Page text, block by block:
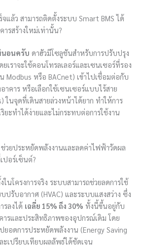
จแล้ว สามารถติดตั้งระบบ Smart BMS ได้
รสร้างใหม่เท่านั้น?
นอนครับ ดาฮัวมีโซลูชันสำหรับการปรับปรุง
เราจะใช้คอนโทรลเลอร์และเซนเซอร์ที่รอง
Modbus หรือ BACnet) เข้าไปเชื่อมต่อกับ
าคาร หรือเลือกใช้เซนเซอร์แบบไร้สาย
ในจุดที่เดินสายล่วงหน้าได้ยาก ทำให้การ
ยะทำได้ง่ายและไม่กระทบต่อการใช้งาน
ช่วยประหยัดพลังงานและลดค่าไฟฟ้าวัดผล
ปอร์เซ็นต์?
นโครงการจริง ระบบสามารถช่วยลดการใช้
ปรับอากาศ (HVAC) และระบบแสงสว่าง ซึ่ง
รลงได้ เฉลี่ย 15% ถึง 30% ทั้งนี้ขึ้นอยู่กับ
ารและประสิทธิภาพของอุปกรณ์เดิม โดย
อดการประหยัดพลังงาน (Energy Saving
เปรียบเทียบผลลัพธ์ได้ชัดเจน